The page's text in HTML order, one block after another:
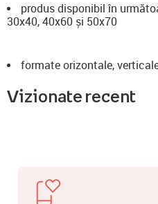
produs disponibil în
30x40, 40x60 și 50x70
formate orizontale,
Vizionate recent